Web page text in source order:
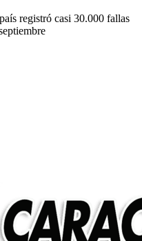
registró casi 30.000 fallas